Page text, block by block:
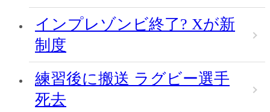
インプレゾンビ終了? Xが新
制度
練習後に搬送 ラグビー選手
死去